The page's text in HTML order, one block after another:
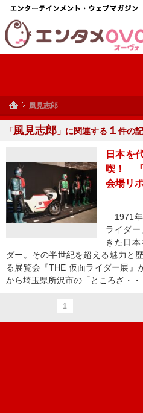
風見志郎
「風見志郎 」に関連する １ 件の
日本を
喫！ 『
会場リ
1971年
ライダ
きた日
ダー。その半世紀を超える魅力と
る展覧会『THE 仮面ライダー展』
から埼玉県所沢市の「ところざ・・
1